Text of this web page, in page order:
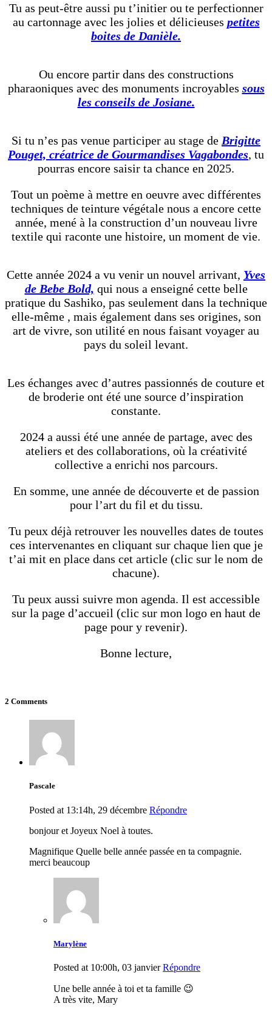
Tu as peut-être aussi pu t’initier ou te perfectionner
au cartonnage avec les jolies et délicieuses petites
boites de Danièle.
Ou encore partir dans des constructions
pharaoniques avec des monuments incroyables sous
les conseils de Josiane.
Si tu n’es pas venue participer au stage de Brigitte
Pouget, créatrice de Gourmandises Vagabondes, tu
pourras encore saisir ta chance en 2025.
Tout un poème à mettre en oeuvre avec différentes
techniques de teinture végétale nous a encore cette
année, mené à la construction d’un nouveau livre
textile qui raconte une histoire, un moment de vie.
Cette année 2024 a vu venir un nouvel arrivant, Yves
de Bebe Bold, qui nous a enseigné cette belle
pratique du Sashiko, pas seulement dans la technique
elle-même , mais également dans ses origines, son
art de vivre, son utilité en nous faisant voyager au
pays du soleil levant.
Les échanges avec d’autres passionnés de couture et
de broderie ont été une source d’inspiration
constante.
2024 a aussi été une année de partage, avec des
ateliers et des collaborations, où la créativité
collective a enrichi nos parcours.
En somme, une année de découverte et de passion
pour l’art du fil et du tissu.
Tu peux déjà retrouver les nouvelles dates de toutes
ces intervenantes en cliquant sur chaque lien que je
t’ai mit en place dans cet article (clic sur le nom de
chacune).
Tu peux aussi suivre mon agenda. Il est accessible
sur la page d’accueil (clic sur mon logo en haut de
page pour y revenir).
Bonne lecture,
2 Comments
Pascale
Posted at 13:14h, 29 décembre Répondre
bonjour et Joyeux Noel à toutes.
Magnifique Quelle belle année passée en ta compagnie.
merci beaucoup
Marylène
Posted at 10:00h, 03 janvier Répondre
Une belle année à toi et ta famille 😉
A très vite, Mary